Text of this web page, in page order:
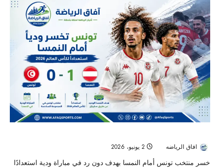
افاق الرياضه
خسر منتخب تونس أمام النمسا بهدف دون رد في مباراة ودية استعدادًا